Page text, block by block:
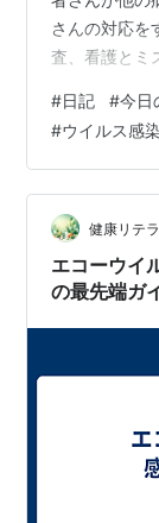
さんの対応を
査、看護とミ
急車は入れな
た患者さんも
ングでやらな
ないのに う
ビリ病院で、
と、 急性期
#日記 #今日
#ウイルス感染
健康リテ
エコーウイ
の最先端ガ